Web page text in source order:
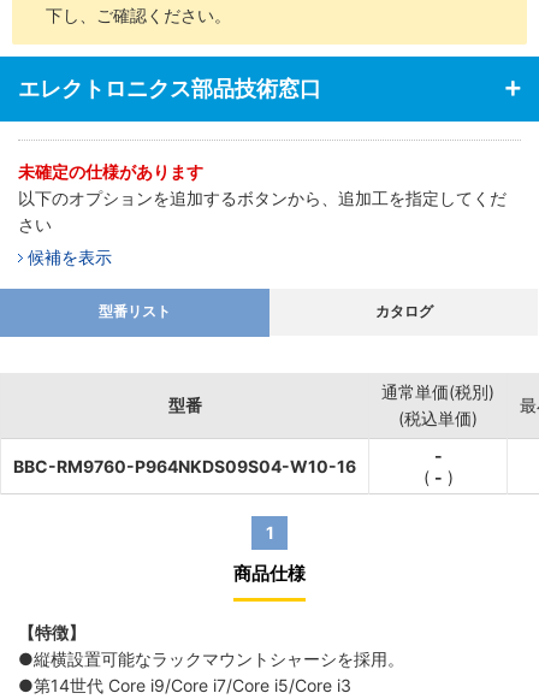
下し、ご確認ください。
エレクトロニクス部品技術窓口
未確定の仕様があります
以下のオプションを追加するボタンから、追加工を指定してくだ
さい
候補を表示
型番リスト カタログ
型番
通常単価(税別)
(税込単価)
BBC-RM9760-P964NKDS09S04-W10-16
-
( - )
1
商品仕様
【特徴】
●縦横設置可能なラックマウントシャーシを採用。
●第14世代 Core i9/Core i7/Core i5/Core i3